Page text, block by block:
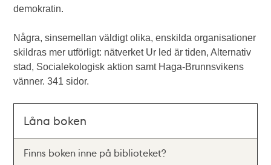
demokratin.
Några, sinsemellan väldigt olika, enskilda organisationer
skildras mer utförligt: nätverket Ur led är tiden, Alternativ
stad, Socialekologisk aktion samt Haga-Brunnsvikens
vänner. 341 sidor.
Låna boken
Finns boken inne på biblioteket?